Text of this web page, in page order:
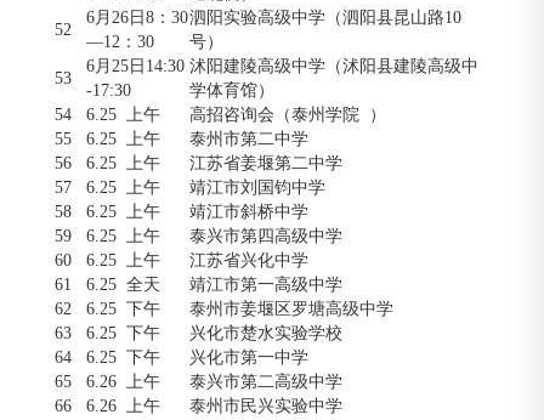
52
6月26日8：30
—12：30
泗阳实验高级中学（泗阳县昆山路10
号）
53
6月25日14:30
-17:30
沭阳建陵高级中学（沭阳县建陵高级中
学体育馆）
54
6.25 上午
高招咨询会（泰州学院 ）
55
6.25 上午
泰州市第二中学
56
6.25 上午
江苏省姜堰第二中学
57
6.25 上午
靖江市刘国钧中学
58
6.25 上午
靖江市斜桥中学
59
6.25 上午
泰兴市第四高级中学
60
6.25 上午
江苏省兴化中学
61
6.25 全天
靖江市第一高级中学
62
6.25 下午
泰州市姜堰区罗塘高级中学
63
6.25 下午
兴化市楚水实验学校
64
6.25 下午
兴化市第一中学
65
6.26 上午
泰兴市第二高级中学
66
6.26 上午
泰州市民兴实验中学